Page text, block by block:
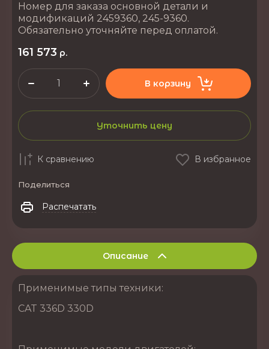
Номер для заказа основной детали и
модификаций 2459360, 245-9360.
Обязательно уточняйте перед оплатой.
161 573 р.
В корзину
Уточнить цену
К сравнению В избранное
Поделиться
Распечатать
Описание
Применимые типы техники:
CAT 336D 330D